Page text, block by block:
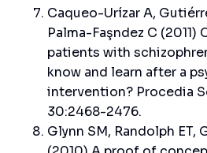
Caqueo-Urízar A,
Palma-Faşndez C (2011)
patients with
know and learn after a
intervention? Procedia
30:2468-2476.
Glynn SM, Randolph ET,